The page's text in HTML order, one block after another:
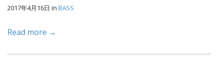
2017年4月16日 in BASS
Read more →